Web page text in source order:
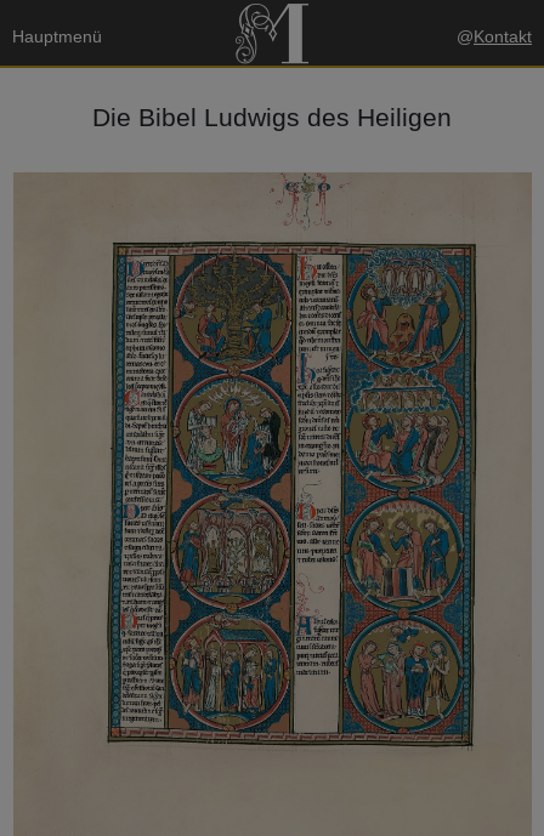
Hauptmenü @Kontakt
Die Bibel Ludwigs des Heiligen